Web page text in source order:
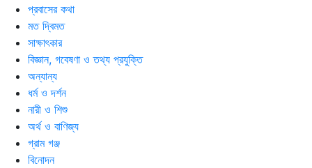
প্রবাসের কথা
মত দ্বিমত
সাক্ষাৎকার
বিজ্ঞান, গবেষণা ও তথ্য প্রযুক্তি
অন্যান্য
ধর্ম ও দর্শন
নারী ও শিশু
অর্থ ও বাণিজ্য
গ্রাম গঞ্জ
বিনোদন